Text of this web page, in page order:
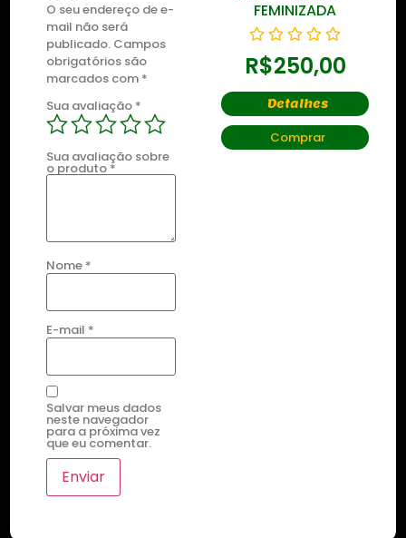
O seu endereço de e-
mail não será
publicado. Campos
obrigatórios são
marcados com *
Sua avaliação *
Sua avaliação sobre
o produto *
Nome *
E-mail *
Salvar meus dados
neste navegador
para a próxima vez
que eu comentar.
RYDER
R$250,00
Detalhes
Comprar
FEMINIZADA
R$250,00
Detalhes
Comprar